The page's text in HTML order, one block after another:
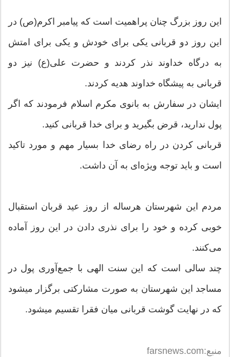
این روز بزرگ چنان پراهمیت است که پیامبر اکرم(ص) در
این روز دو قربانی یکی برای خودش و یکی برای امتش
به درگاه خداوند نذر کردند و حضرت علی(ع) نیز دو
قربانی به پیشگاه خداوند هدیه کردند.
ایشان در سفارش به بانوی مکرم اسلام فرمودند که اگر
پول ندارید، قرض بگیرید و برای خدا قربانی کنید.
قربانی کردن در راه رضای خدا بسیار مهم و مورد تاکید
است و باید توجه ویژه‌ای به آن داشت.
مردم این شهرستان هرساله از روز عید قربان استقبال
خوبی کرده و خود را برای نذری دادن در این روز آماده
می‌کنند.
چند سالی است که این سنت الهی با جمع‌آوری پول در
مساجد این شهرستان به صورت مشارکتی برگزار می‎شود
که در نهایت گوشت قربانی میان فقرا تقسیم می‎شود.
منبع:farsnews.com